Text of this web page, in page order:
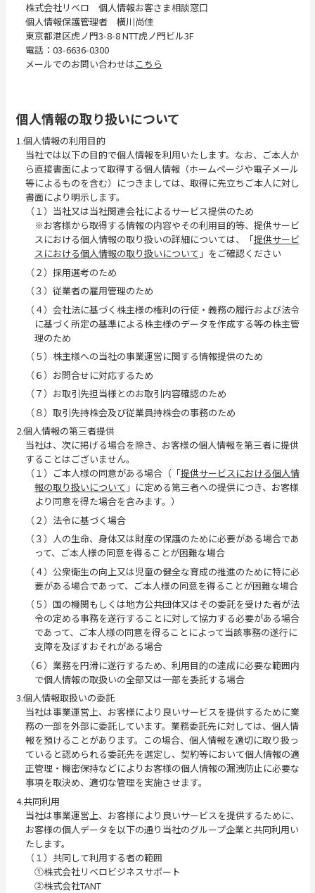
株式会社リベロ 個人情報お客さま相談窓口
個人情報保護管理者 横川尚佳
東京都港区虎ノ門3-8-8 NTT虎ノ門ビル3F
電話：03-6636-0300
メールでのお問い合わせはこちら
個人情報の取り扱いについて
1.個人情報の利用目的
当社では以下の目的で個人情報を利用いたします。なお、ご本人か
ら直接書面によって取得する個人情報（ホームページや電子メール
等によるものを含む）につきましては、取得に先立ちご本人に対し
書面により明示します。
（１）当社又は当社関連会社によるサービス提供のため
※お客様から取得する情報の内容やその利用目的等、提供サービ
スにおける個人情報の取り扱いの詳細については、「提供サービ
スにおける個人情報の取り扱いについて 」をご確認ください
（２）採用選考のため
（３）従業者の雇用管理のため
（４）会社法に基づく株主様の権利の行使・義務の履行および法令
に基づく所定の基準による株主様のデータを作成する等の株主管
理のため
（５）株主様への当社の事業運営に関する情報提供のため
（６）お問合せに対応するため
（７）お取引先担当様とのお取引内容確認のため
（８）取引先持株会及び従業員持株会の事務のため
2.個人情報の第三者提供
当社は、次に掲げる場合を除き、お客様の個人情報を第三者に提供
することはございません。
（１）ご本人様の同意がある場合（「提供サービスにおける個人情
報の取り扱いについて 」に定める第三者への提供につき、お客様
より同意を得た場合を含みます。）
（２）法令に基づく場合
（３）人の生命、身体又は財産の保護のために必要がある場合であ
って、ご本人様の同意を得ることが困難な場合
（４）公衆衛生の向上又は児童の健全な育成の推進のために特に必
要がある場合であって、ご本人様の同意を得ることが困難な場合
（５）国の機関もしくは地方公共団体又はその委託を受けた者が法
令の定める事務を遂行することに対して協力する必要がある場合
であって、ご本人様の同意を得ることによって当該事務の遂行に
支障を及ぼすおそれがある場合
（６）業務を円滑に遂行するため、利用目的の達成に必要な範囲内
で個人情報の取扱いの全部又は一部を委託する場合
3.個人情報取扱いの委託
当社は事業運営上、お客様により良いサービスを提供するために業
務の一部を外部に委託しています。業務委託先に対しては、個人情
報を預けることがあります。この場合、個人情報を適切に取り扱っ
ていると認められる委託先を選定し、契約等において個人情報の適
正管理・機密保持などによりお客様の個人情報の漏洩防止に必要な
事項を取決め、適切な管理を実施させます。
4.共同利用
当社は事業運営上、お客様により良いサービスを提供するために、
お客様の個人データを以下の通り当社のグループ企業と共同利用い
たします。
（１）共同して利用する者の範囲
①株式会社リベロビジネスサポート
②株式会社TANT